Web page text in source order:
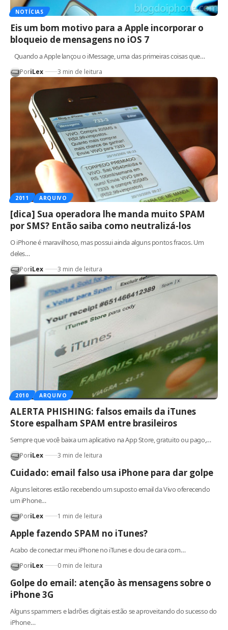
NOTÍCIAS
Eis um bom motivo para a Apple incorporar o
bloqueio de mensagens no iOS 7
Quando a Apple lançou o iMessage, uma das primeiras coisas que…
PoriLex 3 min de leitura
2011 ARQUIVO
[dica] Sua operadora lhe manda muito SPAM
por SMS? Então saiba como neutralizá-los
O iPhone é maravilhoso, mas possui ainda alguns pontos fracos. Um
deles…
PoriLex 3 min de leitura
2010 ARQUIVO
ALERTA PHISHING: falsos emails da iTunes
Store espalham SPAM entre brasileiros
Sempre que você baixa um aplicativo na App Store, gratuito ou pago,…
PoriLex 3 min de leitura
Cuidado: email falso usa iPhone para dar golpe
Alguns leitores estão recebendo um suposto email da Vivo oferecendo
um iPhone…
PoriLex 1 min de leitura
Apple fazendo SPAM no iTunes?
Acabo de conectar meu iPhone no iTunes e dou de cara com…
PoriLex 0 min de leitura
Golpe do email: atenção às mensagens sobre o
iPhone 3G
Alguns spammers e ladrões digitais estão se aproveitando do sucesso do
iPhone…